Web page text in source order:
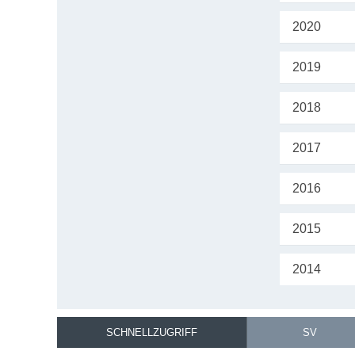
2020
2019
2018
2017
2016
2015
2014
SCHNELLZUGRIFF SV